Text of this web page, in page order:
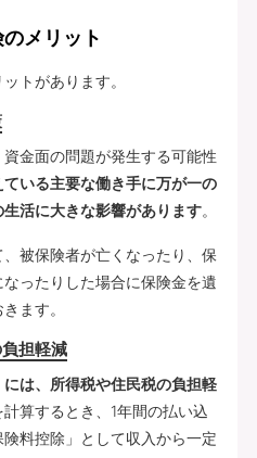
メリット
トがあります。
金面の問題が発生する可能性
いる主要な働き手に万が一の
活に大きな影響があります。
被保険者が亡くなったり、保
ったりした場合に保険金を遺
ます。
担軽減
は、所得税や住民税の負担軽
算するとき、1年間の払い込
料控除」として収入から一定